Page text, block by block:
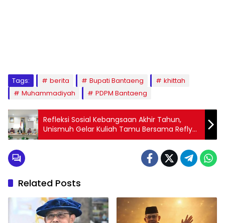
Tags: berita Bupati Bantaeng
khittah
Muhammadiyah
PDPM Bantaeng
Refleksi Sosial Kebangsaan Akhir Tahun,
Unismuh Gelar Kuliah Tamu Bersama Refly
Harun
Related Posts